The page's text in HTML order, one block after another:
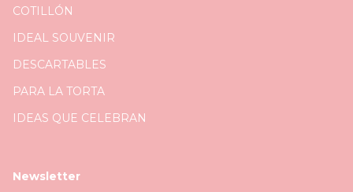
COTILLÓN
IDEAL SOUVENIR
DESCARTABLES
PARA LA TORTA
IDEAS QUE CELEBRAN
Newsletter